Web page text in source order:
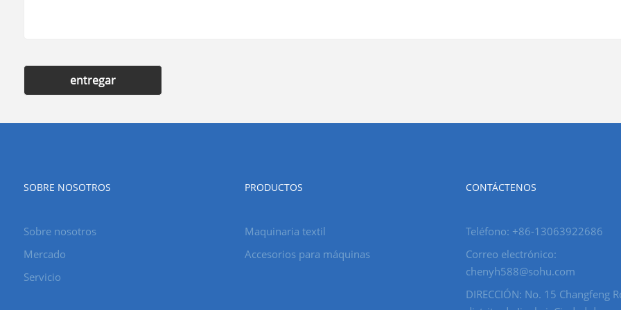
entregar
SOBRE NOSOTROS
Sobre nosotros
Mercado
Servicio
PRODUCTOS
Maquinaria textil
Accesorios para máquinas
CONTÁCTENOS
Teléfono: +86-13063922686
Correo electrónico:
chenyh588@sohu.com
DIRECCIÓN: No. 15 Changfeng